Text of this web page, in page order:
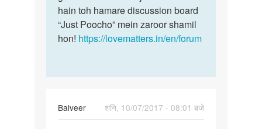
28
din
me…
hain toh hamare discussion board
“Just Poocho” mein zaroor shamil
hon! https://lovematters.in/en/forum
Balveer
शनि, 10/07/2017 - 08:01 बजे